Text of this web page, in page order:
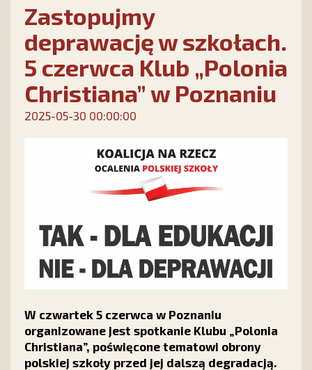
Zastopujmy
deprawację w szkołach.
5 czerwca Klub „Polonia
Christiana” w Poznaniu
2025-05-30 00:00:00
W czwartek 5 czerwca w Poznaniu
organizowane jest spotkanie Klubu „Polonia
Christiana”, poświęcone tematowi obrony
polskiej szkoły przed jej dalszą degradacją.